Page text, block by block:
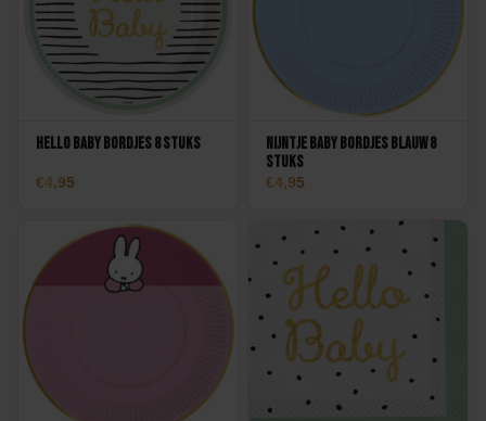
Hello Baby Bordjes 8 stuks
4,95
Nijntje Baby Bordjes Blauw 8
stuks
4,95